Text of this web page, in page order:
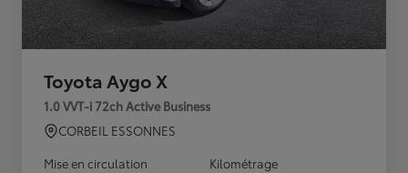
Toyota Aygo X
1.0 VVT-i 72ch Active Business
CORBEIL ESSONNES
Mise en circulation
Kilométrage